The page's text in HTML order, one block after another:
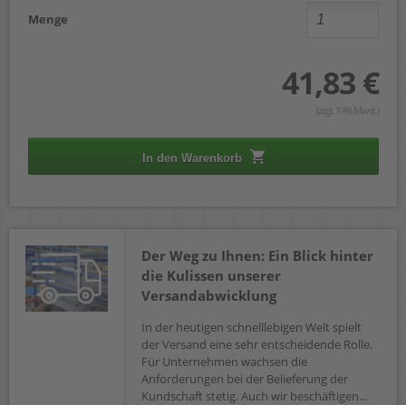
Menge
41,83 €
(zzgl. 19% Mwst.)
In den Warenkorb
Der Weg zu Ihnen: Ein Blick hinter
die Kulissen unserer
Versandabwicklung
In der heutigen schnelllebigen Welt spielt
der Versand eine sehr entscheidende Rolle.
Für Unternehmen wachsen die
Anforderungen bei der Belieferung der
Kundschaft stetig. Auch wir beschäftigen...